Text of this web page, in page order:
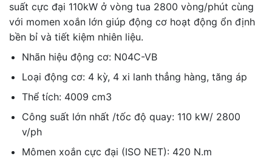
suất cực đại 110kW ở vòng tua 2800 vòng/phút cùng
với momen xoắn lớn giúp động cơ hoạt động ổn định
bền bỉ và tiết kiệm nhiên liệu.
Nhãn hiệu động cơ: N04C-VB
Loại động cơ: 4 kỳ, 4 xi lanh thẳng hàng, tăng áp
Thể tích: 4009 cm3
Công suất lớn nhất /tốc độ quay: 110 kW/ 2800
v/ph
Mômen xoắn cực đại (ISO NET): 420 N.m